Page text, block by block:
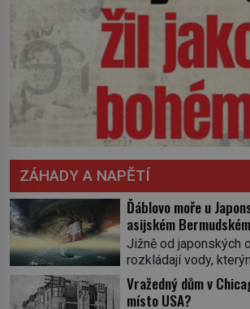
ZÁHADY A NAPĚTÍ
Ďáblovo moře u
asijském
ve spárech neznámé
Jižně od japonských
rozkládají vody,
Ďáblovo moře.
mizejících beze
Vražedný dům v
místo USA?